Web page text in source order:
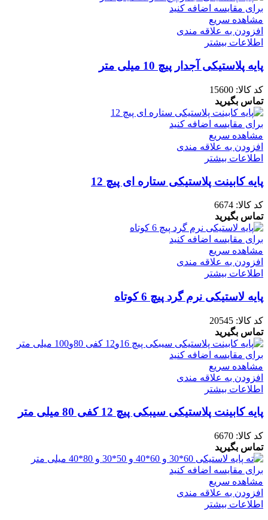
برای مقایسه اضافه کنید
مشاهده سریع
افزودن به علاقه مندی
اطلاعات بیشتر
پایه پلاستیکی آجدار پیچ 10 میلی متر
کد کالا: 15600
تماس بگیرید
برای مقایسه اضافه کنید
مشاهده سریع
افزودن به علاقه مندی
اطلاعات بیشتر
پایه کابینت پلاستیکی ستاره ای پیچ 12
کد کالا: 6674
تماس بگیرید
برای مقایسه اضافه کنید
مشاهده سریع
افزودن به علاقه مندی
اطلاعات بیشتر
پایه لاستیکی نرم گرد پیچ 6 کوتاه
کد کالا: 20545
تماس بگیرید
برای مقایسه اضافه کنید
مشاهده سریع
افزودن به علاقه مندی
اطلاعات بیشتر
پایه کابینت پلاستیکی سیبکی پیچ 12 کفی 80 میلی متر
کد کالا: 6670
تماس بگیرید
برای مقایسه اضافه کنید
مشاهده سریع
افزودن به علاقه مندی
اطلاعات بیشتر